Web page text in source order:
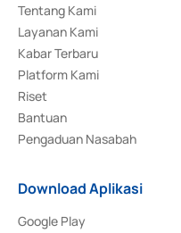
Tentang Kami
Layanan Kami
Kabar Terbaru
Platform Kami
Riset
Bantuan
Pengaduan Nasabah
Download Aplikasi
Google Play